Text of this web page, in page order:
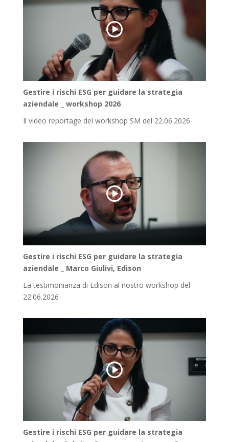
Gestire i rischi ESG per guidare la strategia
aziendale _ workshop 2026
Il video reportage del workshop SM del 22.06.2026
Gestire i rischi ESG per guidare la strategia
aziendale _ Marco Giulivi, Edison
La testimonianza di Edison al nostro workshop del
22.06.2026
Gestire i rischi ESG per guidare la strategia